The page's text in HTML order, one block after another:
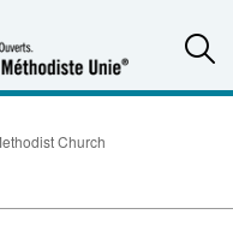
Church